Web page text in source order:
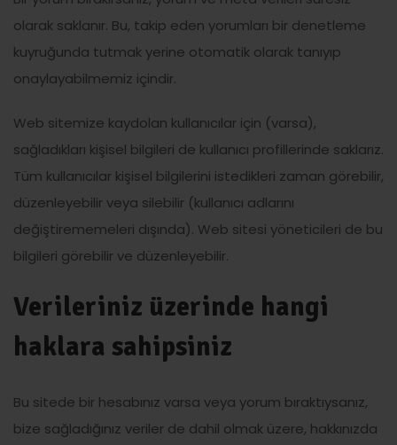
olarak saklanır. Bu, takip eden yorumları bir denetleme
kuyruğunda tutmak yerine otomatik olarak tanıyıp
onaylayabilmemiz içindir.
Web sitemize kaydolan kullanıcılar için (varsa),
sağladıkları kişisel bilgileri de kullanıcı profillerinde saklarız.
Tüm kullanıcılar kişisel bilgilerini istedikleri zaman görebilir,
düzenleyebilir veya silebilir (kullanıcı adlarını
değiştirememeleri dışında). Web sitesi yöneticileri de bu
bilgileri görebilir ve düzenleyebilir.
Verileriniz üzerinde hangi
haklara sahipsiniz
Bu sitede bir hesabınız varsa veya yorum bıraktıysanız,
bize sağladığınız veriler de dahil olmak üzere, hakkınızda